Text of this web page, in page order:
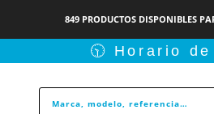
849 PRODUCTOS DISPONIBLES
🕥 Horario